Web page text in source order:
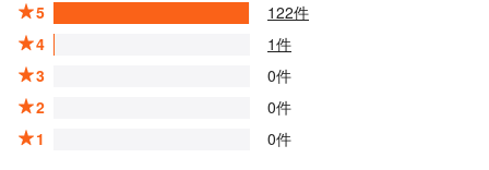
5
122件
4
1件
3
0件
2
0件
1
0件